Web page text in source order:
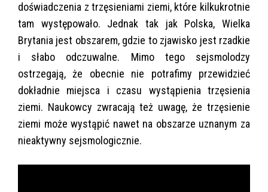
doświadczenia z trzęsieniami ziemi, które kilkukrotnie
tam występowało. Jednak tak jak Polska, Wielka
Brytania jest obszarem, gdzie to zjawisko jest rzadkie
i słabo odczuwalne. Mimo tego sejsmolodzy
ostrzegają, że obecnie nie potrafimy przewidzieć
dokładnie miejsca i czasu wystąpienia trzęsienia
ziemi. Naukowcy zwracają też uwagę, że trzęsienie
ziemi może wystąpić nawet na obszarze uznanym za
nieaktywny sejsmologicznie.